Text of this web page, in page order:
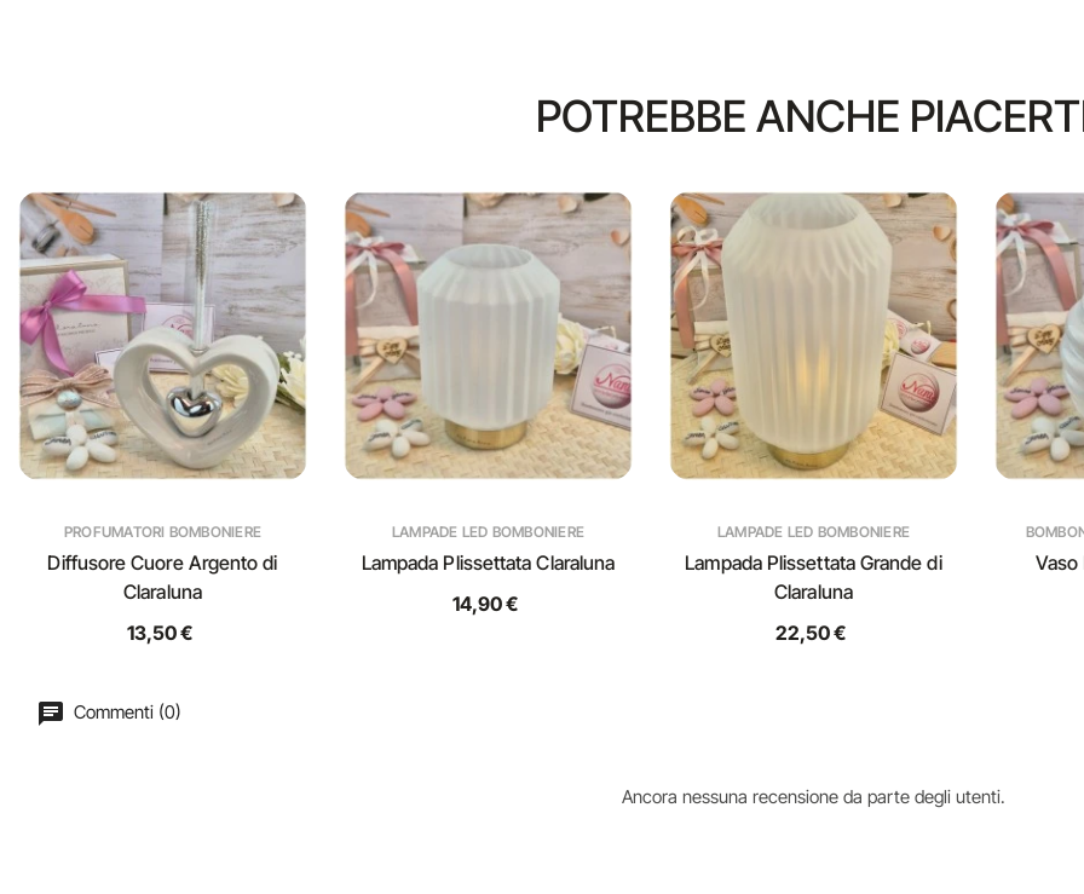
POTREBBE ANCHE
PROFUMATORI BOMBONIERE
Diffusore Cuore Argento di
Claraluna
13,50 €
LAMPADE LED BOMBONIERE
Lampada Plissettata Claraluna
14,90 €
LAMPADE LED BOMBONIERE
Lampada Plissettata Grande di
Claraluna
22,50 €
Vaso
Commenti (0)
Ancora nessuna recensione da parte degli utenti.